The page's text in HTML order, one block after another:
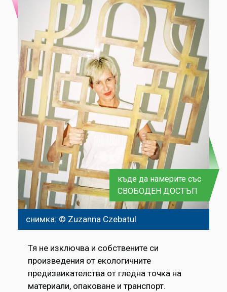
снимка: © Zuzanna Czebatul
къде да намерите със
СВОБОДЕН ДОСТЪП
Тя не изключва и собствените си
произведения от екологичните
предизвикателства от гледна точка на
материали, опаковане и транспорт.